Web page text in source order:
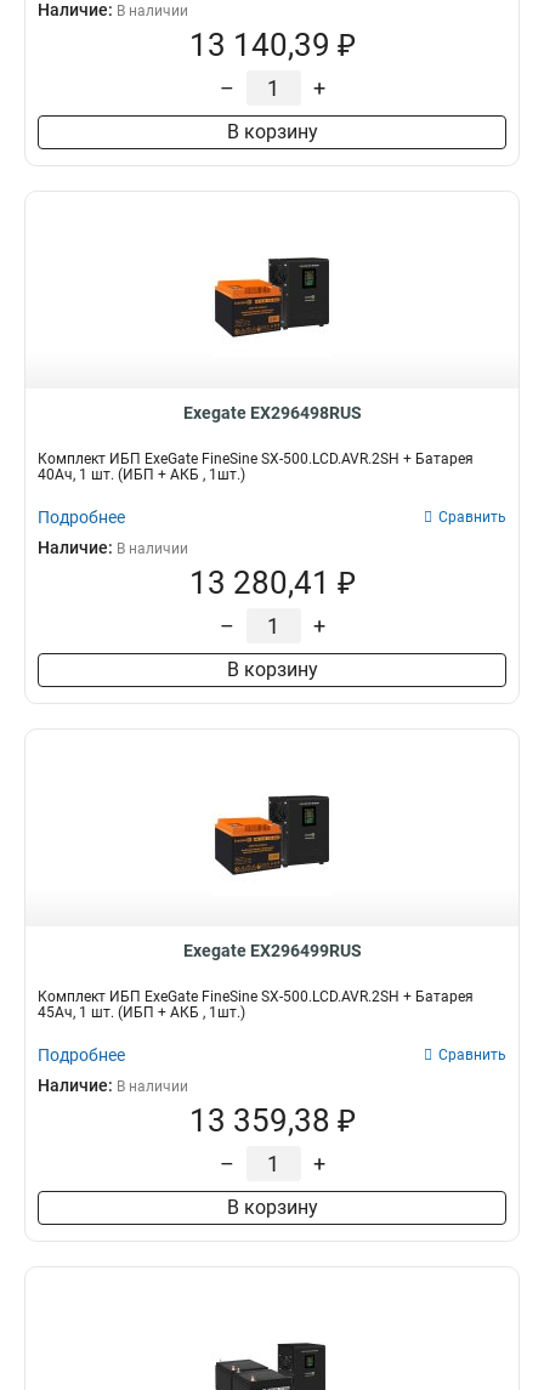
Наличие: В наличии
13 140,39 ₽
– +
В корзину
Exegate EX296498RUS
Комплект ИБП ExeGate FineSine SX-500.LCD.AVR.2SH + Батарея
40Aч, 1 шт. (ИБП + АКБ , 1шт.)
Подробнее Сравнить
Наличие: В наличии
13 280,41 ₽
– +
В корзину
Exegate EX296499RUS
Комплект ИБП ExeGate FineSine SX-500.LCD.AVR.2SH + Батарея
45Aч, 1 шт. (ИБП + АКБ , 1шт.)
Подробнее Сравнить
Наличие: В наличии
13 359,38 ₽
– +
В корзину